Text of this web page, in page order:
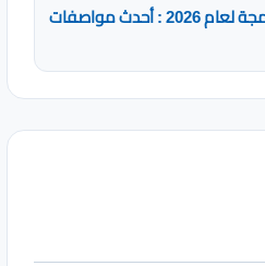
أفضل أجهزة اللاب توب للبرمجة لعام 2026 : أحدث مواصفات